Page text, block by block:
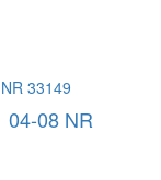
04-08 NR